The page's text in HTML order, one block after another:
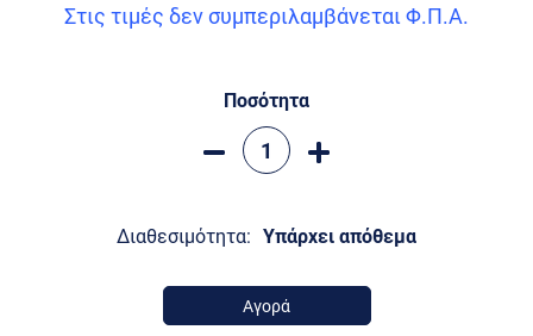
Στις τιμές δεν συμπεριλαμβάνεται Φ.Π.Α.
Ποσότητα
Διαθεσιμότητα: Υπάρχει απόθεμα
Αγορά